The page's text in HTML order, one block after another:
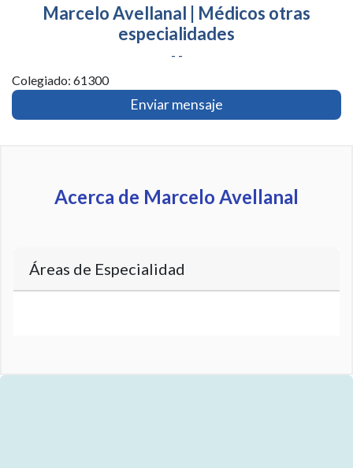
Marcelo Avellanal | Médicos otras
especialidades
- -
Colegiado: 61300
Enviar mensaje
Acerca de Marcelo Avellanal
Áreas de Especialidad